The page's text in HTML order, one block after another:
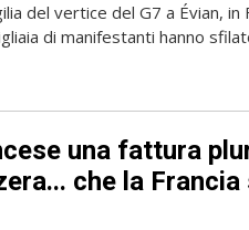
del vertice del G7 a Évian, in
di manifestanti hanno
una fattura
che la